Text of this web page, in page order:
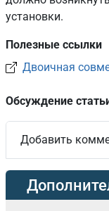
установки.
Полезные ссылки
Двоичная
Обсуждение
Добавить